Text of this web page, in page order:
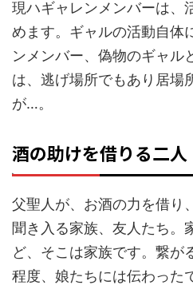
現ハギャレンメンバーは、
めます。ギャルの活動自体
ンメンバー、偽物のギャル
は、逃げ場所でもあり居場
が…。
酒の助けを借りる二人
父聖人が、お酒の力を借り
聞き入る家族、友人たち。
ど、そこは家族です。繋が
程度、娘たちには伝わった